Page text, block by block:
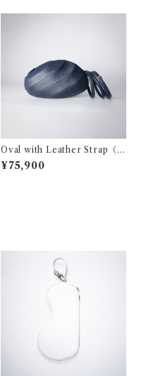
Oval with Leather Strap（オ
ーバル ウィズ レザー ストラッ
プ）- navy
¥75,900